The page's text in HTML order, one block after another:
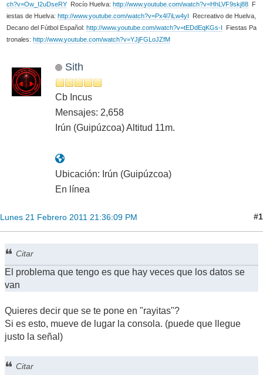
ch?v=Ow_I2uDseRYRocío Huelva: http://www.youtube.com/watch?v=HhLVF9skj88F
iestas de Huelva: http://www.youtube.com/watch?v=Px4l7iLw4yI
Recreativo de Huelva,
Decano del Fútbol Español: http://www.youtube.com/watch?v=tEDdEqKGs-I
Fiestas Pa
tronales: http://www.youtube.com/watch?v=YJjFGLoJZfM
Sith
Cb Incus
Mensajes: 2,658
Irún (Guipúzcoa) Altitud 11m.
Ubicación: Irún (Guipúzcoa)
En línea
Lunes 21 Febrero 2011 21:36:09 PM #1
Citar
El problema que tengo es que hay veces que los datos se
van
Quieres decir que se te pone en "rayitas"?
Si es esto, mueve de lugar la consola. (puede que llegue
justo la señal)
Citar